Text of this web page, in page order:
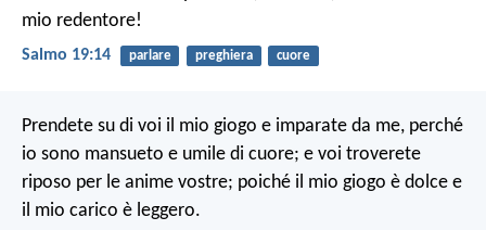
mio redentore!
Salmo 19:14 parlare preghiera cuore
Prendete su di voi il mio giogo e imparate da me, perché
io sono mansueto e umile di cuore; e voi troverete
riposo per le anime vostre; poiché il mio giogo è dolce e
il mio carico è leggero.